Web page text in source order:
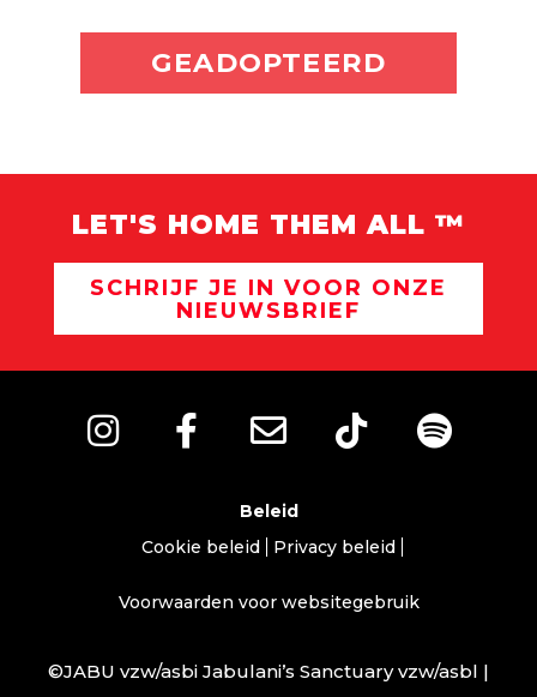
ADOPTEER MIJ
GEADOPTEERD
LET'S HOME THEM ALL ™
SCHRIJF JE IN VOOR ONZE
NIEUWSBRIEF
Beleid
Cookie beleid
Privacy beleid
Voorwaarden voor websitegebruik
©JABU vzw/asbi Jabulani’s Sanctuary vzw/asbl |